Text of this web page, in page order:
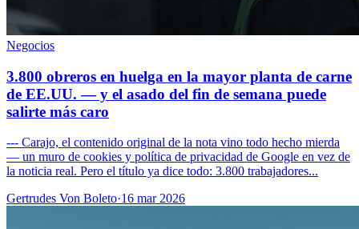
Negocios
3.800 obreros en huelga en la mayor planta de carne
de EE.UU. — y el asado del fin de semana puede
salirte más caro
--- Carajo, el contenido original de la nota vino todo hecho mierda
— un muro de cookies y política de privacidad de Google en vez de
la noticia real. Pero el título ya dice todo: 3.800 trabajadores...
Gertrudes Von Boleto·16 mar 2026